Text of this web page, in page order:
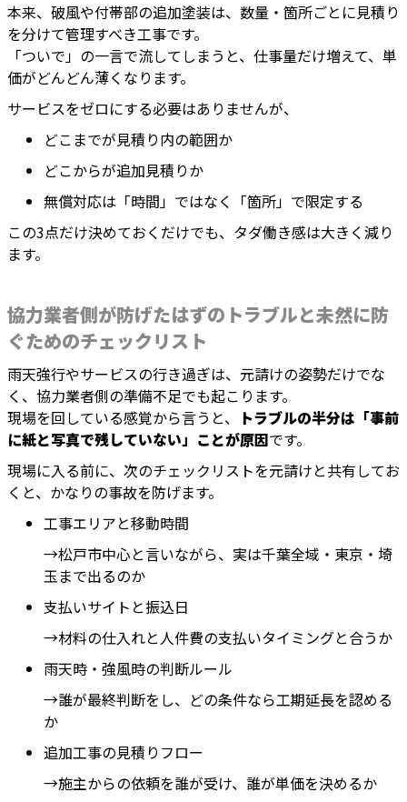
本来、破風や付帯部の追加塗装は、数量・箇所ごとに見積り
を分けて管理すべき工事です。
「ついで」の一言で流してしまうと、仕事量だけ増えて、単
価がどんどん薄くなります。
サービスをゼロにする必要はありませんが、
どこまでが見積り内の範囲か
どこからが追加見積りか
無償対応は「時間」ではなく「箇所」で限定する
この3点だけ決めておくだけでも、タダ働き感は大きく減り
ます。
協力業者側が防げたはずのトラブルと未然に防
ぐためのチェックリスト
雨天強行やサービスの行き過ぎは、元請けの姿勢だけでな
く、協力業者側の準備不足でも起こります。
現場を回している感覚から言うと、 トラブルの半分は「事前
に紙と写真で残していない」ことが原因です。
現場に入る前に、次のチェックリストを元請けと共有してお
くと、かなりの事故を防げます。
工事エリアと移動時間
→松戸市中心と言いながら、実は千葉全域・東京・埼
玉まで出るのか
支払いサイトと振込日
→材料の仕入れと人件費の支払いタイミングと合うか
雨天時・強風時の判断ルール
→誰が最終判断をし、どの条件なら工期延長を認める
か
追加工事の見積りフロー
→施主からの依頼を誰が受け、誰が単価を決めるか